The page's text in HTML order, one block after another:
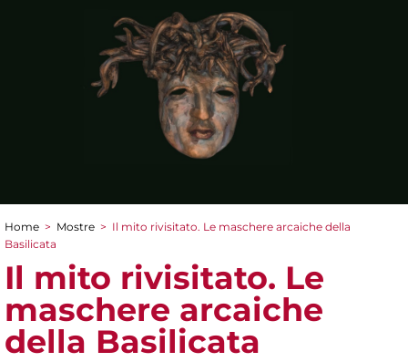
Tu sei qui
Home > Mostre > Il mito rivisitato. Le maschere arcaiche della
Basilicata
Il mito rivisitato. Le
maschere arcaiche
della Basilicata